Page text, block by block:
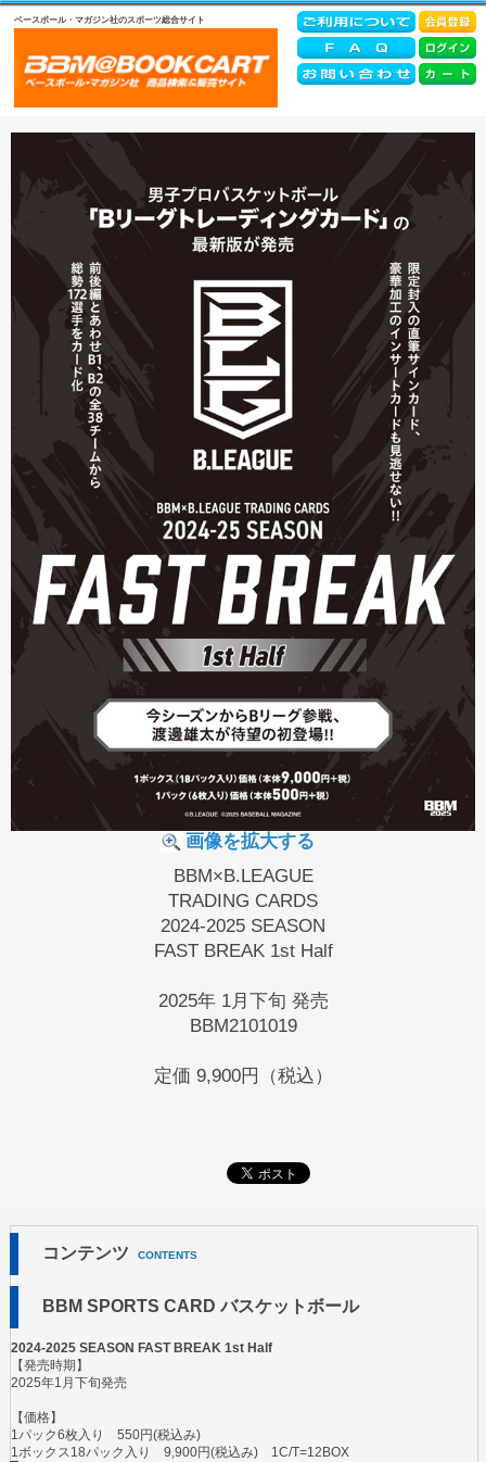
ベースボール・マガジン社のスポーツ総合サイト
画像を拡大する
BBM×B.LEAGUE
TRADING CARDS
2024-2025 SEASON
FAST BREAK 1st Half
2025年 1月下旬 発売
BBM2101019
定価 9,900円（税込）
コンテンツ CONTENTS
BBM SPORTS CARD バスケットボール
2024-2025 SEASON FAST BREAK 1st Half
【発売時期】
2025年1月下旬発売
【価格】
1パック6枚入り 550円(税込み)
1ボックス18パック入り 9,900円(税込み) 1C/T=12BOX